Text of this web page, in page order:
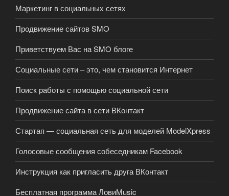
Маркетинг в социальных сетях
Продвижение сайтов SMO
Приветствуем Вас на SMO блоге
Социальные сети – это, чем становится Интернет
Поиск работы с помощью социальной сети
Продвижение сайта в сети ВКонтакт
Стартап — социальная сеть для моделей ModelXpress
Голосовые сообщения собеседникам Facebook
Инструкция как пригласить друга ВКонтакт
Бесплатная программа ЛовиMusic